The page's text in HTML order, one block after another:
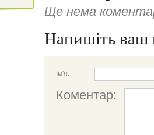
Ще нема
Напишіть ваш
Ім'я:
Коментар: